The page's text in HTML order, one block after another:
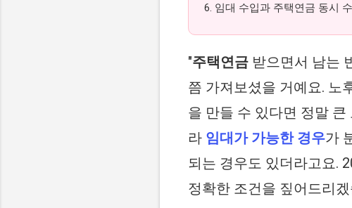
6. 임대 수입과 주택연금 동시
"주택연금 받으면서 남는
쯤 가져보셨을 거예요. 노
을 만들 수 있다면 정말
라 임대가 가능한 경우가
되는 경우도 있더라고요.
정확한 조건을 짚어드리